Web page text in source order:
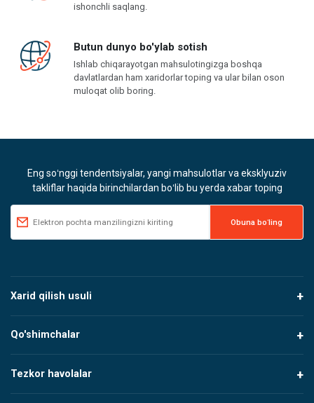
ishonchli saqlang.
Butun dunyo bo'ylab sotish
Ishlab chiqarayotgan mahsulotingizga boshqa
davlatlardan ham xaridorlar toping va ular bilan oson
muloqat olib boring.
Eng soʻnggi tendentsiyalar, yangi mahsulotlar va eksklyuziv
takliflar haqida birinchilardan boʻlib bu yerda xabar toping
Xarid qilish usuli
Qo'shimchalar
Tezkor havolalar